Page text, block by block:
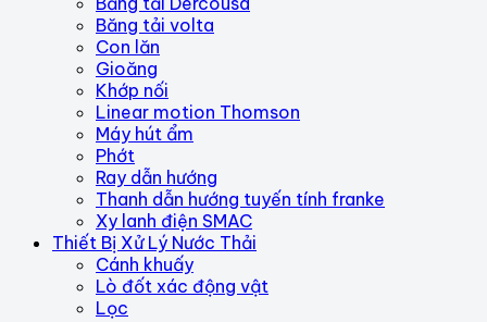
Băng tải volta
Con lăn
Gioăng
Khớp nối
Linear motion Thomson
Máy hút ẩm
Phớt
Ray dẫn hướng
Thanh dẫn hướng tuyến tính franke
Xy lanh điện SMAC
Thiết Bị Xử Lý Nước Thải
Cánh khuấy
Lò đốt xác động vật
Lọc